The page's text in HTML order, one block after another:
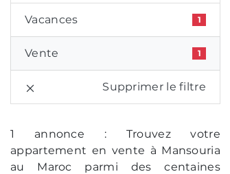
Vacances 1
Vente 1
Supprimer le filtre
1 annonce : Trouvez votre
appartement en vente à Mansouria
au Maroc parmi des centaines